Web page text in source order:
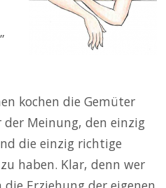
kochen die Gemüter
Meinung, den einzig
die einzig richtige
haben. Klar, denn wer